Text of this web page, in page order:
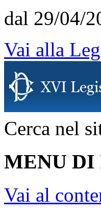
dal 29/04/
Vai alla
Cerca nel
MENU DI
Vai al